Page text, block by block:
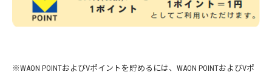
※WAON POINTおよびVポイントを貯めるには、WAON POINTおよびVポ